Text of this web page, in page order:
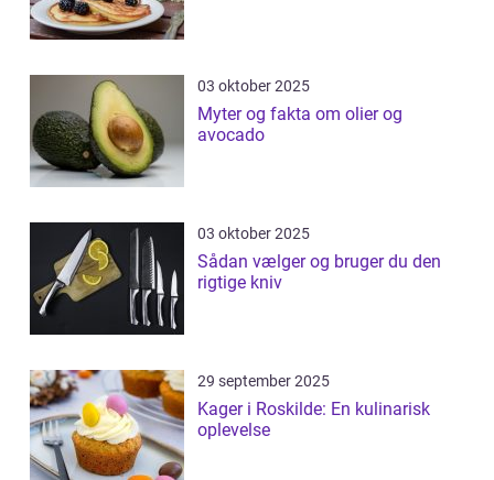
03 oktober 2025
Myter og fakta om olier og
avocado
03 oktober 2025
Sådan vælger og bruger du den
rigtige kniv
29 september 2025
Kager i Roskilde: En kulinarisk
oplevelse